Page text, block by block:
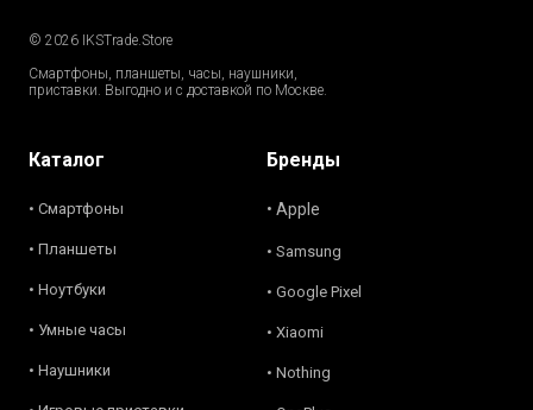
© 2026 IKSTrade.Store
Смартфоны, планшеты, часы, наушники,
приставки. Выгодно и с доставкой по Москве.
Каталог
• Смартфоны
• Планшеты
• Ноутбуки
• Умные часы
• Наушники
Бренды
• Apple
• Samsung
• Google Pixel
• Xiaomi
• Nothing